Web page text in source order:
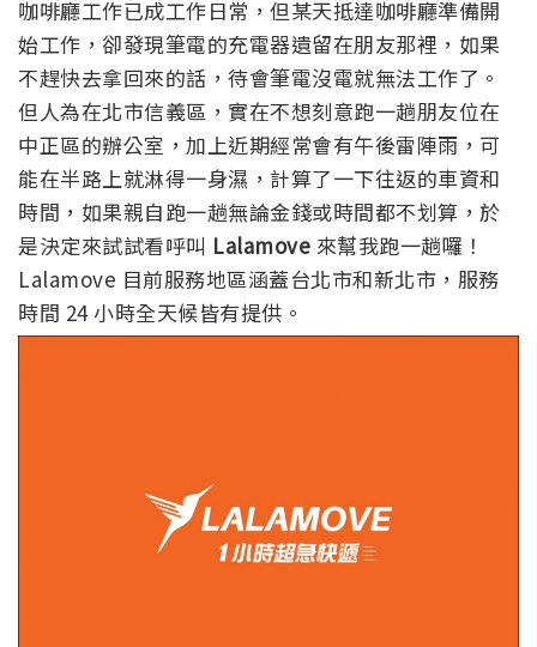
咖啡廳工作已成工作日常，但某天抵達咖啡廳準備開
始工作，卻發現筆電的充電器遺留在朋友那裡，如果
不趕快去拿回來的話，待會筆電沒電就無法工作了。
但人為在北市信義區，實在不想刻意跑一趟朋友位在
中正區的辦公室，加上近期經常會有午後雷陣雨，可
能在半路上就淋得一身濕，計算了一下往返的車資和
時間，如果親自跑一趟無論金錢或時間都不划算，於
是決定來試試看呼叫 Lalamove 來幫我跑一趟囉！
Lalamove 目前服務地區涵蓋台北市和新北市，服務
時間 24 小時全天候皆有提供。